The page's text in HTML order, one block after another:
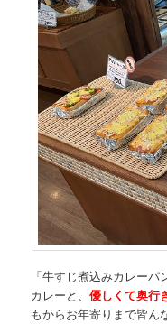
「牛すじ煮込みカレーパ
カレーと、優しくて奥行
もからお年寄りまで皆ん